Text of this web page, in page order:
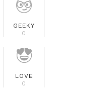
GEEKY
0
LOVE
0